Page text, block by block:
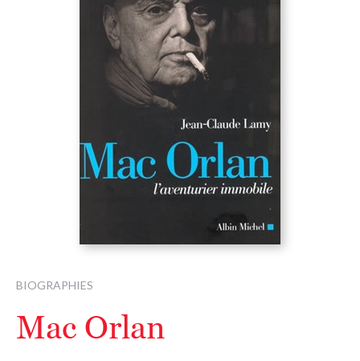
BIOGRAPHIES
Mac Orlan